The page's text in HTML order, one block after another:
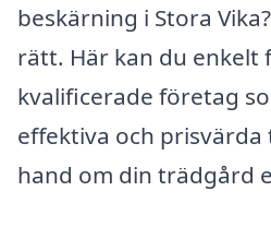
beskärning i Stora
rätt. Här kan du enkelt
kvalificerade företag
effektiva och
hand om din trädgård